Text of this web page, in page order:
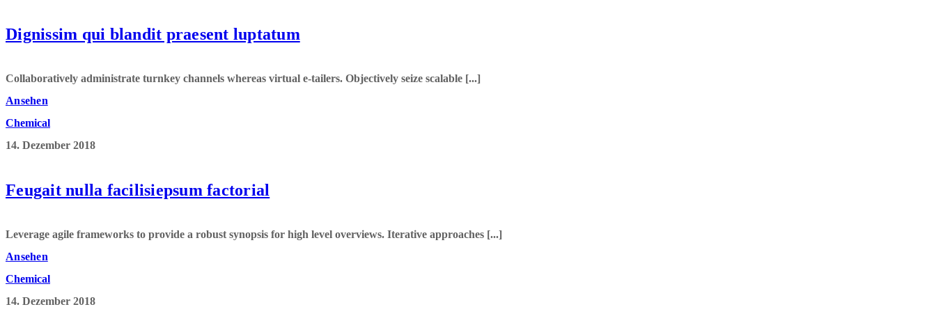
Dignissim qui blandit praesent luptatum
Collaboratively administrate turnkey channels whereas virtual e-tailers. Objectively seize scalable [...]
Ansehen
Chemical
14. Dezember 2018
Feugait nulla facilisiepsum factorial
Leverage agile frameworks to provide a robust synopsis for high level overviews. Iterative approaches [...]
Ansehen
Chemical
14. Dezember 2018